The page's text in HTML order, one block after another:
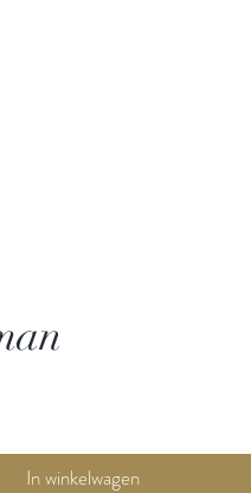
In winkelwagen